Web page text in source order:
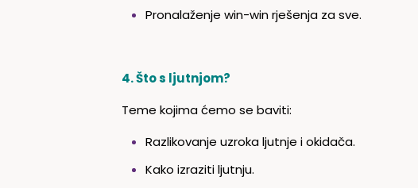
Pronalaženje win-win rješenja za sve.
4. Što s ljutnjom?
Teme kojima ćemo se baviti:
Razlikovanje uzroka ljutnje i okidača.
Kako izraziti ljutnju.